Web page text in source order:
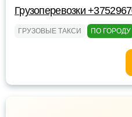
Грузоперевозки
ГРУЗОВЫЕ ТАКСИ ПО ГОРОДУ